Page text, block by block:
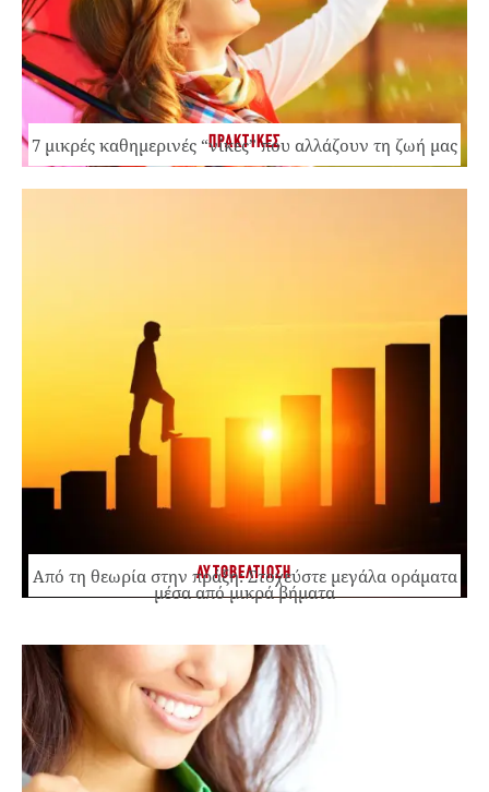
ΠΡΑΚΤΙΚΕΣ
7 μικρές καθημερινές “νίκες” που αλλάζουν τη ζωή μας
ΑΥΤΟΒΕΛΤΙΩΣΗ
Από τη θεωρία στην πράξη: Στοχεύστε μεγάλα οράματα
μέσα από μικρά βήματα